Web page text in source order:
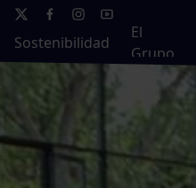
Sostenibilidad
El
Grupo